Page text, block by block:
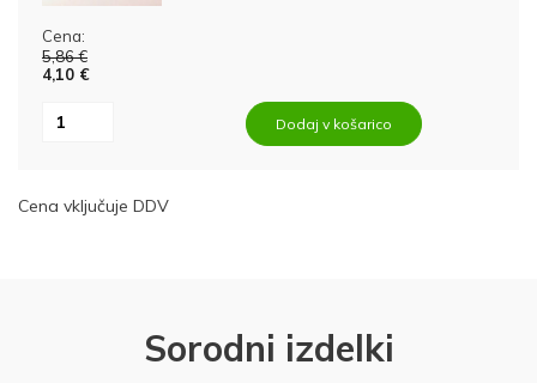
Cena:
5,86 €
4,10 €
Dodaj v košarico
Cena vključuje DDV
Sorodni izdelki